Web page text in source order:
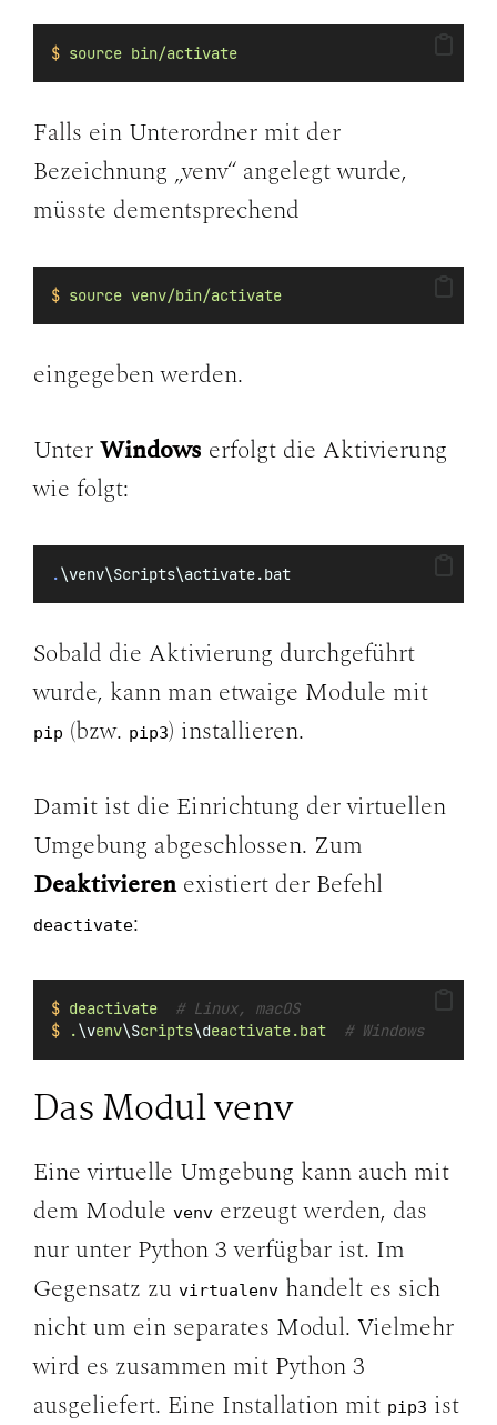
$ source bin/activate
Falls ein Unterordner mit der
Bezeichnung „venv“ angelegt wurde,
müsste dementsprechend
$ source venv/bin/activate
eingegeben werden.
UnterWindows erfolgt die Aktivierung
wie folgt:
.\venv\Scripts\activate.bat
Sobald die Aktivierung durchgeführt
wurde, kann man etwaige Module mit
pip (bzw. pip3) installieren.
Damit ist die Einrichtung der virtuellen
Umgebung abgeschlossen. Zum
Deaktivierenexistiert der Befehl
deactivate:
$ deactivate
# Linux, macOS
$
.\venv\Scripts\deactivate.bat # Windows
Das Modul venv
Eine virtuelle Umgebung kann auch mit
dem Module venv erzeugt werden, das
nur unter Python 3 verfügbar ist. Im
Gegensatz zu virtualenv handelt es sich
nicht um ein separates Modul. Vielmehr
wird es zusammen mit Python 3
ausgeliefert. Eine Installation mit pip3 ist